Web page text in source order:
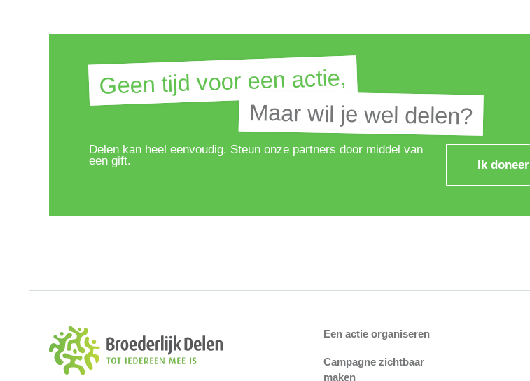
Geen tijd voor een actie,
Geen tijd voor een actie,
Maar wil je wel delen?
Maar wil je wel delen?
Delen kan heel eenvoudig. Steun onze partners door middel van
een gift.
Ik doneer
Een actie organiseren
Campagne zichtbaar
maken